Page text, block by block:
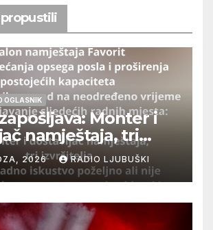
OGLASNIK
Monter i
namještaja, tri
2026 RADIO LJUBUŠKI